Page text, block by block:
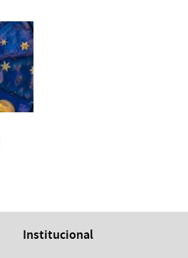
Institucional